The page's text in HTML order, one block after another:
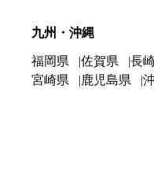
九州・沖縄
福岡県 佐賀県 長
宮崎県
鹿児島県